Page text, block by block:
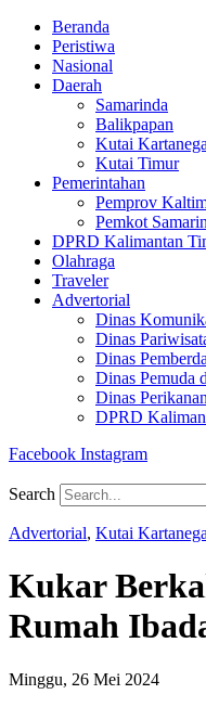
Beranda
Peristiwa
Nasional
Daerah
Samarinda
Balikpapan
Kutai
Kutai Timur
Pemerintahan
Pemprov
Pemkot
DPRD Kalimantan
Olahraga
Traveler
Advertorial
Dinas
Dinas
Dinas
Dinas Pemuda
Dinas Perikanan
DPRD
Facebook Instagram
Search
Advertorial, Kutai
Kukar
Rumah
Minggu, 26 Mei 2024